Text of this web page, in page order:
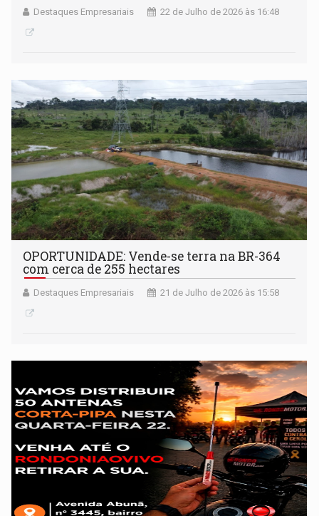
Destaques Empresariais 22 de Julho de 2026 às 16:48
OPORTUNIDADE: Vende-se terra na BR-364
com cerca de 255 hectares
Destaques Empresariais 21 de Julho de 2026 às 15:58